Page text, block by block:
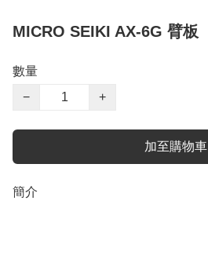
MICRO SEIKI AX-6G 臂板
數量
−
+
加至購物車
簡介